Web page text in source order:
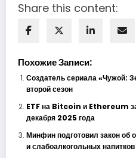
Share this content:
Похожие Записи:
Создатель сериала «Чужой:
второй сезон
ETF на Bitcoin и Ethereum
декабря 2025 года
Минфин подготовил закон об
и слабоалкогольных напитков